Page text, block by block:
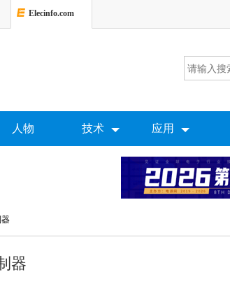
Elecinfo.com
人物 技术 应用
器
器